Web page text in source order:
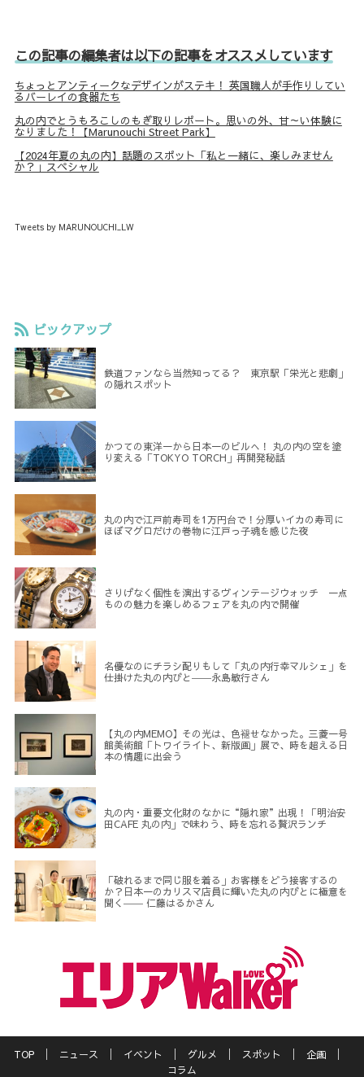
この記事の編集者は以下の記事をオススメしています
ちょっとアンティークなデザインがステキ！ 英国職人が手作りしてい
るバーレイの食器たち
丸の内でとうもろこしのもぎ取りレポート。思いの外、甘～い体験に
なりました！【Marunouchi Street Park】
【2024年夏の丸の内】話題のスポット「私と一緒に、楽しみません
か？」スペシャル
Tweets by MARUNOUCHI_LW
ピックアップ
鉄道ファンなら当然知ってる？ 東京駅「栄光と悲劇」
の隠れスポット
かつての東洋一から日本一のビルへ！ 丸の内の空を塗
り変える「TOKYO TORCH」再開発秘話
丸の内で江戸前寿司を1万円台で！分厚いイカの寿司に
ほぼマグロだけの巻物に江戸っ子魂を感じた夜
さりげなく個性を演出するヴィンテージウォッチ 一点
ものの魅力を楽しめるフェアを丸の内で開催
名優なのにチラシ配りもして「丸の内行幸マルシェ」を
仕掛けた丸の内びと――永島敏行さん
【丸の内MEMO】その光は、色褪せなかった。三菱一号
館美術館「トワイライト、新版画」展で、時を超える日
本の情趣に出会う
丸の内・重要文化財のなかに“隠れ家”出現！「明治安
田CAFE 丸の内」で味わう、時を忘れる贅沢ランチ
「破れるまで同じ服を着る」お客様をどう接客するの
か？日本一のカリスマ店員に輝いた丸の内びとに極意を
聞く―― 仁藤はるかさん
TOP ニュース イベント グルメ スポット
企画
コラム